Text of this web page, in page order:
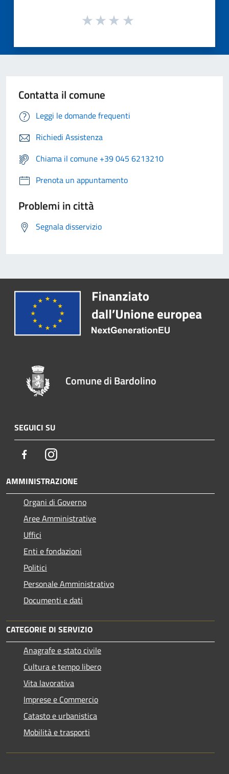
Contatta il comune
Leggi le domande frequenti
Richiedi Assistenza
Chiama il comune +39 045 6213210
Prenota un appuntamento
Problemi in città
Segnala disservizio
Comune di Bardolino
SEGUICI SU
FacebookInstagram
AMMINISTRAZIONE
Organi di Governo
Aree Amministrative
Uffici
Enti e fondazioni
Politici
Personale Amministrativo
Documenti e dati
CATEGORIE DI SERVIZIO
Anagrafe e stato civile
Cultura e tempo libero
Vita lavorativa
Imprese e Commercio
Catasto e urbanistica
Mobilità e trasporti